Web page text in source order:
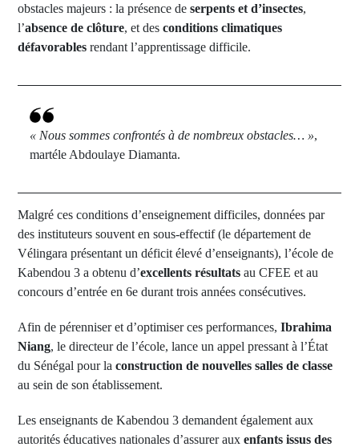
obstacles majeurs : la présence de serpents et d’insectes,
l’absence de clôture, et des conditions climatiques
défavorables rendant l’apprentissage difficile.
« Nous sommes confrontés à de nombreux obstacles… »,
martéle Abdoulaye Diamanta.
Malgré ces conditions d’enseignement difficiles, données par
des instituteurs souvent en sous-effectif (le département de
Vélingara présentant un déficit élevé d’enseignants), l’école de
Kabendou 3 a obtenu d’excellents résultats au CFEE et au
concours d’entrée en 6e durant trois années consécutives.
Afin de pérenniser et d’optimiser ces performances, Ibrahima
Niang, le directeur de l’école, lance un appel pressant à l’État
du Sénégal pour la construction de nouvelles salles de classe
au sein de son établissement.
Les enseignants de Kabendou 3 demandent également aux
autorités éducatives nationales d’assurer aux enfants issus des